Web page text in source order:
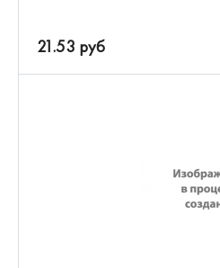
21.53 руб